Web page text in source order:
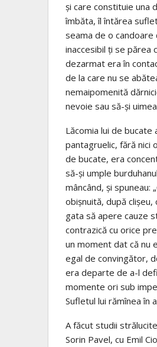
și care constituie una
îmbăta, îl întărea
seama de o candoare
inaccesibil ți se părea
dezarmat era în
de la care nu se
nemaipomenită
nevoie sau să-și
Lăcomia lui de bucate
pantagruelic, fără nici
de bucate, era
să-și umple
mâncând, și spuneau:
obișnuită, după
gata să apere cauze
contrazică cu orice
un moment dat că nu
egal de convingător,
era departe de a-l
momente ori sub
Sufletul lui rămînea în
A făcut studii
Sorin Pavel, cu Emil